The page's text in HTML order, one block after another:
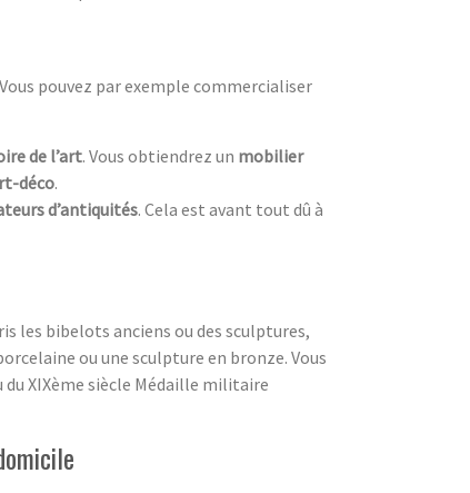
pouvez par exemple commercialiser
de l’art. Vous obtiendrez un mobilier
déco.
d’antiquités. Cela est avant tout dû à
les bibelots anciens ou des sculptures,
ou une sculpture en bronze. Vous
du XIXème siècle Médaille militaire